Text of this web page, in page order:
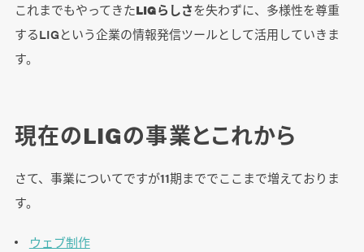
これまでもやってきたLIGらしさを失わずに、多様性を尊重
するLIGという企業の情報発信ツールとして活用していきま
す。
現在のLIGの事業とこれから
さて、事業についてですが11期まででここまで増えておりま
す。
ウェブ制作